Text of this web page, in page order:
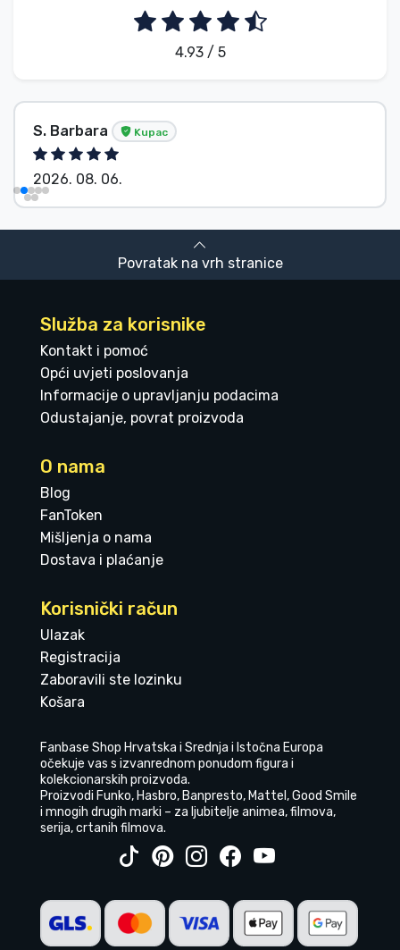
4.93 / 5
S. Barbara Kupac
2026. 08. 06.
Povratak na vrh stranice
Služba za korisnike
Kontakt i pomoć
Opći uvjeti poslovanja
Informacije o upravljanju podacima
Odustajanje, povrat proizvoda
O nama
Blog
FanToken
Mišljenja o nama
Dostava i plaćanje
Korisnički račun
Ulazak
Registracija
Zaboravili ste lozinku
Košara
Fanbase Shop Hrvatska i Srednja i Istočna Europa
očekuje vas s izvanrednom ponudom figura i
kolekcionarskih proizvoda.
Proizvodi Funko, Hasbro, Banpresto, Mattel, Good Smile
i mnogih drugih marki – za ljubitelje animea, filmova,
serija, crtanih filmova.